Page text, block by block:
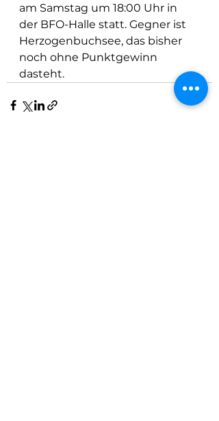
am Samstag um 18:00 Uhr in
der BFO-Halle statt. Gegner ist
Herzogenbuchsee, das bisher
noch ohne Punktgewinn
dasteht.